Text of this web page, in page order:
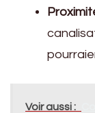
Voir aussi :